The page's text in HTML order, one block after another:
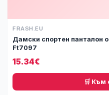
FRASH.EU
Дамски спортен панталон
Ft7097
15.34€
🛒 Към